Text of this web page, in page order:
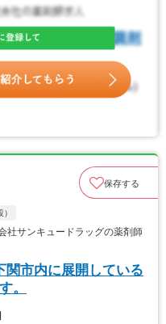
保存する
サンキュードラッグの薬剤師
関市内に展開している
。